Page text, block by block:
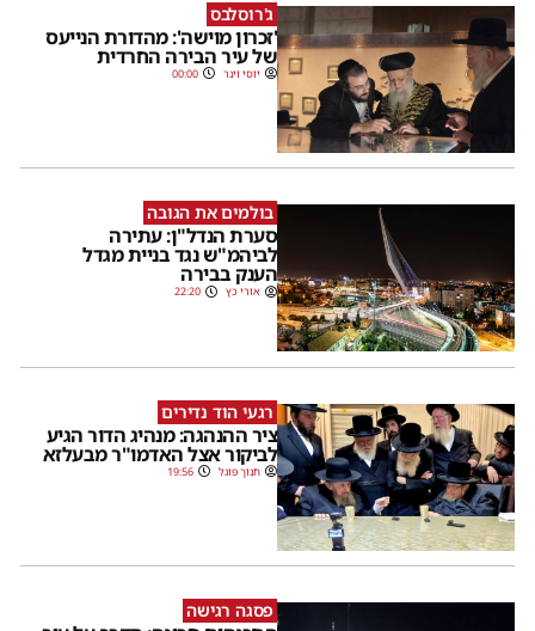
ג'רוסלבס
'זכרון מוישה': מהדורת הנייעס
של עיר הבירה החרדית
יוסי וינר 00:00
בולמים את הגובה
סערת הנדל"ן: עתירה
לביהמ"ש נגד בניית מגדל
הענק בבירה
אורי כץ 22:20
רגעי הוד נדירים
ציר ההנהגה: מנהיג הדור הגיע
לביקור אצל האדמו"ר מבעלזא
חנוך פוגל 19:56
פסגה רגישה